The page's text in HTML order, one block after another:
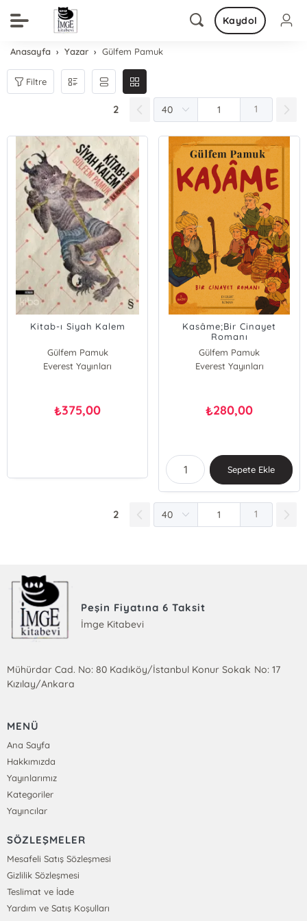
Kaydol
Anasayfa Yazar Gülfem Pamuk
Filtre
2 1
Kitab-ı Siyah Kalem
Gülfem Pamuk
Everest Yayınları
₺375,00
Kasâme;Bir Cinayet
Romanı
Gülfem Pamuk
Everest Yayınları
₺280,00
Sepete Ekle
2 1
Peşin Fiyatına 6 Taksit
İmge Kitabevi
Mühürdar Cad. No: 80 Kadıköy/İstanbul Konur Sokak No: 17
Kızılay/Ankara
MENÜ
Ana Sayfa
Hakkımızda
Yayınlarımız
Kategoriler
Yayıncılar
SÖZLEŞMELER
Mesafeli Satış Sözleşmesi
Gizlilik Sözleşmesi
Teslimat ve İade
Yardım ve Satış Koşulları